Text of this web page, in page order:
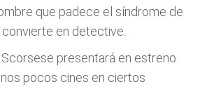
que padece el síndrome de
en detective.
presentará en estreno
pocos cines en ciertos